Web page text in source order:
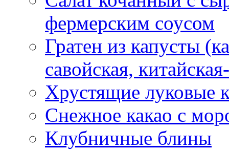
фермерским соусом
Гратен из капусты
савойская,
Хрустящие луковые
Снежное какао с
Клубничные блины